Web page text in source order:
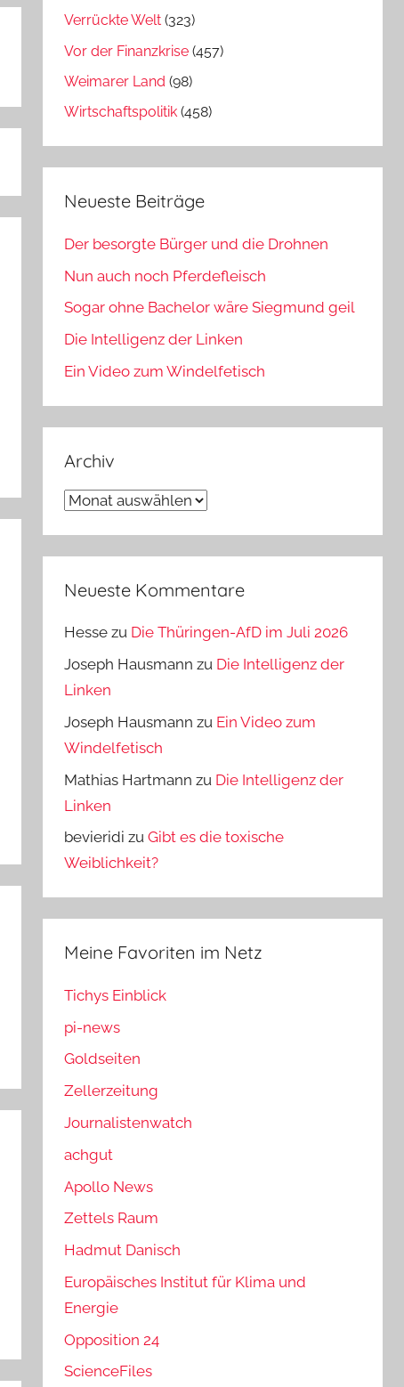
Verrückte Welt (323)
Vor der Finanzkrise (457)
Weimarer Land (98)
Wirtschaftspolitik (458)
Neueste Beiträge
Der besorgte Bürger und die Drohnen
Nun auch noch Pferdefleisch
Sogar ohne Bachelor wäre Siegmund geil
Die Intelligenz der Linken
Ein Video zum Windelfetisch
Archiv
Archiv
Neueste Kommentare
Hesse zu Die Thüringen-AfD im Juli 2026
Joseph Hausmann zu Die Intelligenz der
Linken
Joseph Hausmann zu Ein Video zum
Windelfetisch
Mathias Hartmann zu Die Intelligenz der
Linken
bevieridi zuGibt es die toxische
Weiblichkeit?
Meine Favoriten im Netz
Tichys Einblick
pi-news
Goldseiten
Zellerzeitung
Journalistenwatch
achgut
Apollo News
Zettels Raum
Hadmut Danisch
Europäisches Institut für Klima und
Energie
Opposition 24
ScienceFiles